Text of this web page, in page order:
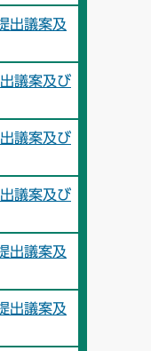
出議案及
議案及び
議案及び
議案及び
出議案及
出議案及